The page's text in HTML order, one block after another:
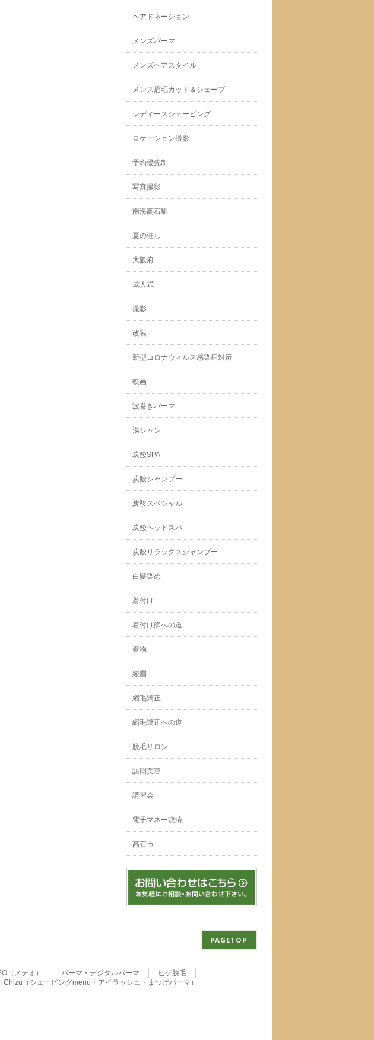
ヘアドネーション
メンズパーマ
メンズヘアスタイル
メンズ眉毛カット＆シェーブ
レディースシェービング
ロケーション撮影
予約優先制
写真撮影
南海高石駅
夏の催し
大阪府
成人式
撮影
改装
新型コロナウィルス感染症対策
映画
波巻きパーマ
湯シャン
炭酸SPA
炭酸シャンプー
炭酸スペシャル
炭酸ヘッドスパ
炭酸リラックスシャンプー
白髪染め
着付け
着付け師への道
着物
綾園
縮毛矯正
縮毛矯正への道
脱毛サロン
訪問美容
講習会
電子マネー決済
高石市
PAGETOP
（メテオ） パーマ・デジタルパーマ
ヒゲ脱毛
Chizu（シェービングmenu・アイラッシュ・まつげパーマ）